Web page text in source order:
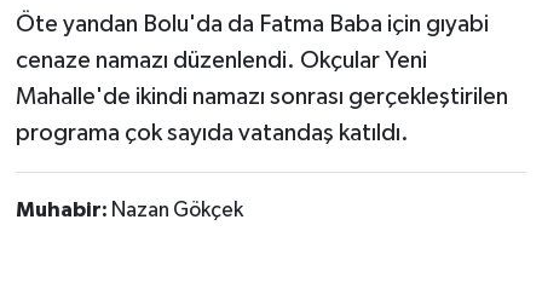
Öte yandan Bolu'da da Fatma Baba için gıyabi
cenaze namazı düzenlendi. Okçular Yeni
Mahalle'de ikindi namazı sonrası gerçekleştirilen
programa çok sayıda vatandaş katıldı.
Muhabir: Nazan Gökçek